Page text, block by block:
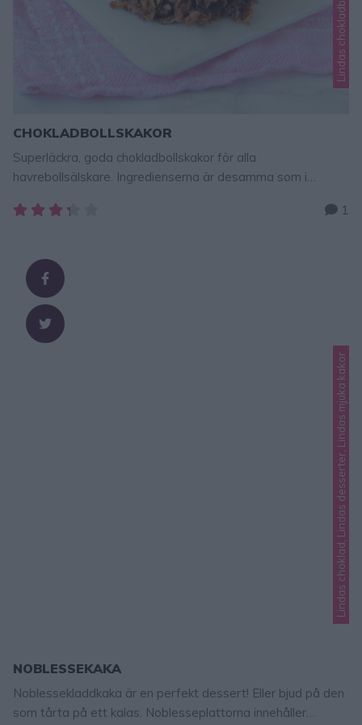
CHOKLADBOLLSKAKOR
Superläckra, goda chokladbollskakor för alla
havrebollsälskare. Ingredienserna är desamma som i
blir de frasiga och ljuvligt läckra och goda.
kaffe 2 dl kokos 4 dl havregryn GÖR …
1
Lindas choklad, Lindas desserter, Lindas mjuka kakor
NOBLESSEKAKA
Noblessekladdkaka är en perfekt dessert! Eller bjud på den
som tårta på ett kalas. Noblesseplattorna innehåller